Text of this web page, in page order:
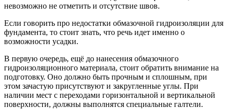
невозможно не отметить и отсутствие швов.
Если говорить про недостатки обмазочной гидроизоляции для
фундамента, то стоит знать, что речь идет именно о
возможности усадки.
В первую очередь, ещё до нанесения обмазочного
гидроизоляционного материала, стоит обратить внимание на
подготовку. Оно должно быть прочным и сплошным, при
этом зачастую присутствуют и закругленные углы. При
наличии мест с переходами горизонтальной и вертикальной
поверхности, должны выполнятся специальные галтели.